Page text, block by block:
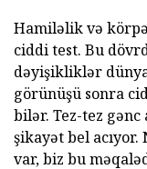
Hamiləlik və
ciddi test. Bu
dəyişikliklər
görünüşü sonra
bilər. Tez-tez
şikayət bel
var, biz bu